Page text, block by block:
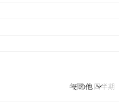
年間 四半期
その他